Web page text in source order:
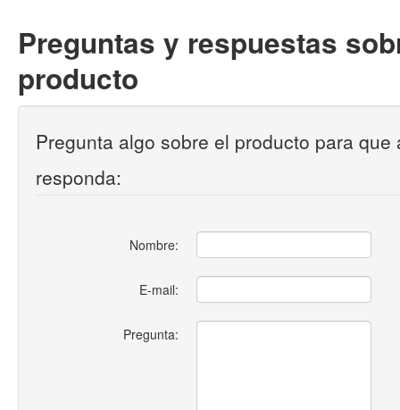
Preguntas y respuestas
producto
Pregunta algo sobre el producto para que
responda:
Nombre:
E-mail:
Pregunta: